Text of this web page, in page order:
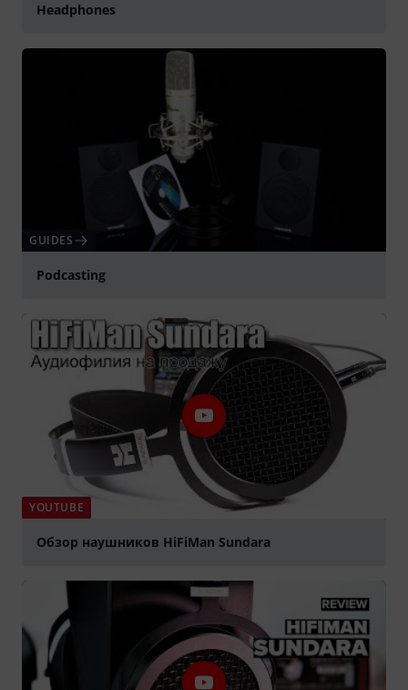
Headphones
GUIDES
Podcasting
YOUTUBE
Обзор наушников HiFiMan Sundara